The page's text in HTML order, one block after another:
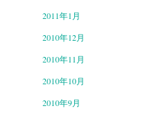
2011年1月
2010年12月
2010年11月
2010年10月
2010年9月